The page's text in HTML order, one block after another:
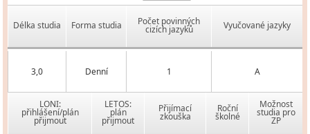
Délka studia Forma studia Počet povinných
cizích jazyků Vyučované jazyky
3,0 Denní 1 A
LONI:
přihlášení/plán
přijmout
LETOS:
plán
přijmout
Přijímací
zkouška
Roční
školné
Možnost
studia pro
ZP